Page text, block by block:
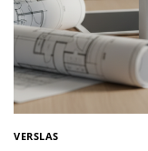
VERSLAS